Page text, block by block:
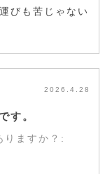
びも苦じゃない
2026.4.28
す。
ますか？ :